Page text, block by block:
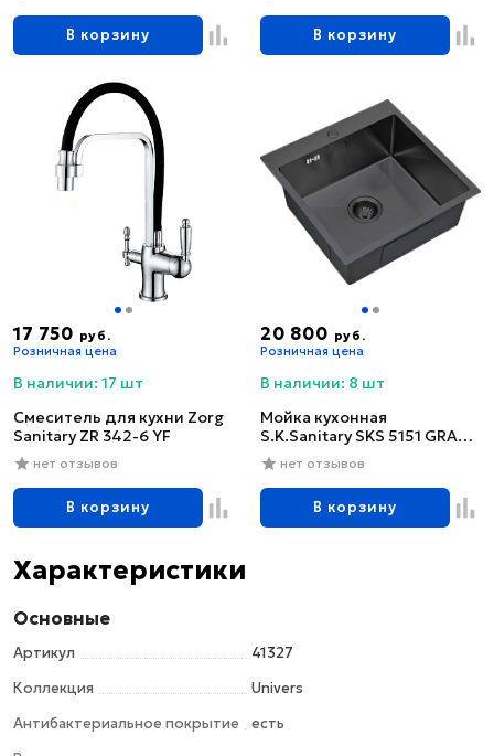
В корзину В корзину
17 750 руб.
Розничная цена
В наличии: 17 шт
Смеситель для кухни Zorg
Sanitary ZR 342-6 YF
нет отзывов
В корзину
20 800 руб.
Розничная цена
В наличии: 8 шт
Мойка кухонная
S.K.Sanitary SKS 5151 GRAFIT
с сифоном
нет отзывов
В корзину
Характеристики
Основные
Артикул
41327
Коллекция
Univers
Антибактериальное покрытие
есть